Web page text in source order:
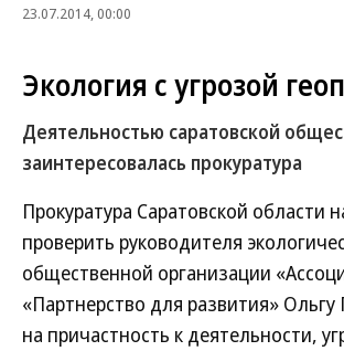
23.07.2014, 00:00
Экология с угрозой
Деятельностью саратовской
заинтересовалась прокуратура
Прокуратура Саратовской области
проверить руководителя
общественной организации
«Партнерство для развития» Ольгу
на причастность к деятельности,